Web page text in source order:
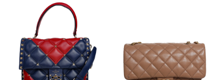
Ocasião
Dia a Dia